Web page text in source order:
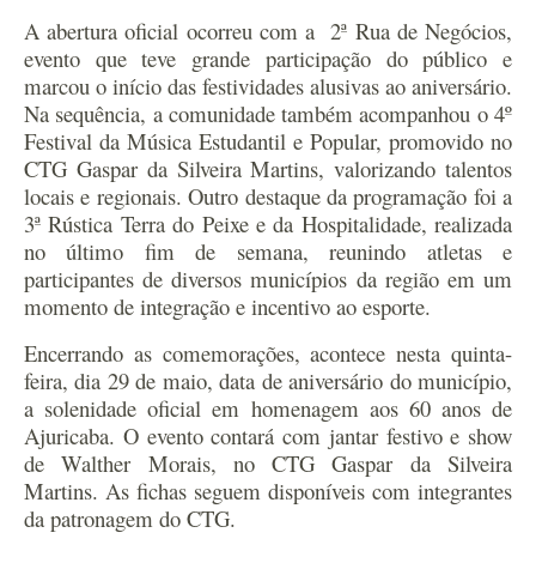
A abertura oficial ocorreu com a 2ª Rua de Negócios,
evento que teve grande participação do público e
marcou o início das festividades alusivas ao aniversário.
Na sequência, a comunidade também acompanhou o 4º
Festival da Música Estudantil e Popular, promovido no
CTG Gaspar da Silveira Martins, valorizando talentos
locais e regionais.Outro destaque da programação foi a
3ª Rústica Terra do Peixe e da Hospitalidade, realizada
no último fim de semana, reunindo atletas e
participantes de diversos municípios da região em um
momento de integração e incentivo ao esporte.
Encerrando as comemorações, acontece nesta quinta-
feira, dia 29 de maio, data de aniversário do município,
a solenidade oficial em homenagem aos 60 anos de
Ajuricaba. O evento contará com jantar festivo e show
de Walther Morais, no CTG Gaspar da Silveira
Martins. As fichas seguem disponíveis com integrantes
da patronagem do CTG.